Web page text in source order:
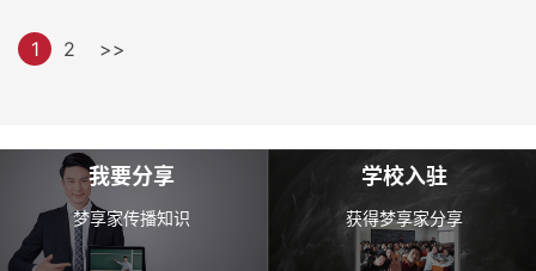
1 2 >>
我要分享
梦享家传播知识
学校入驻
获得梦享家分享